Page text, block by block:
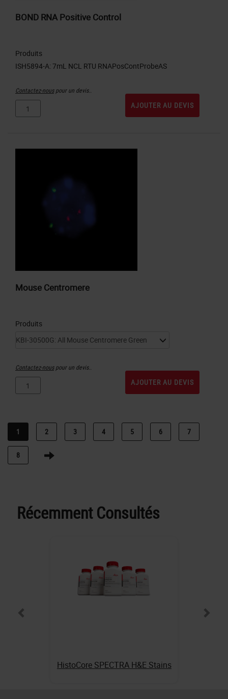
BOND RNA Positive Control
Produits
Contactez-nouspour un devis..
AJOUTER AU DEVIS
Mouse Centromere
Produits
Contactez-nouspour un devis..
AJOUTER AU DEVIS
1 2 3 4 5 6 7
8
Récemment Consultés
HistoCore SPECTRA H&E Stains